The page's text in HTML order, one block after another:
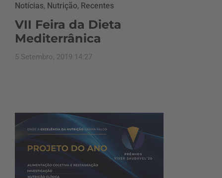
Notícias, Nutrição, Recentes
VII Feira da Dieta
Mediterrânica
5 Setembro, 2019 14:27